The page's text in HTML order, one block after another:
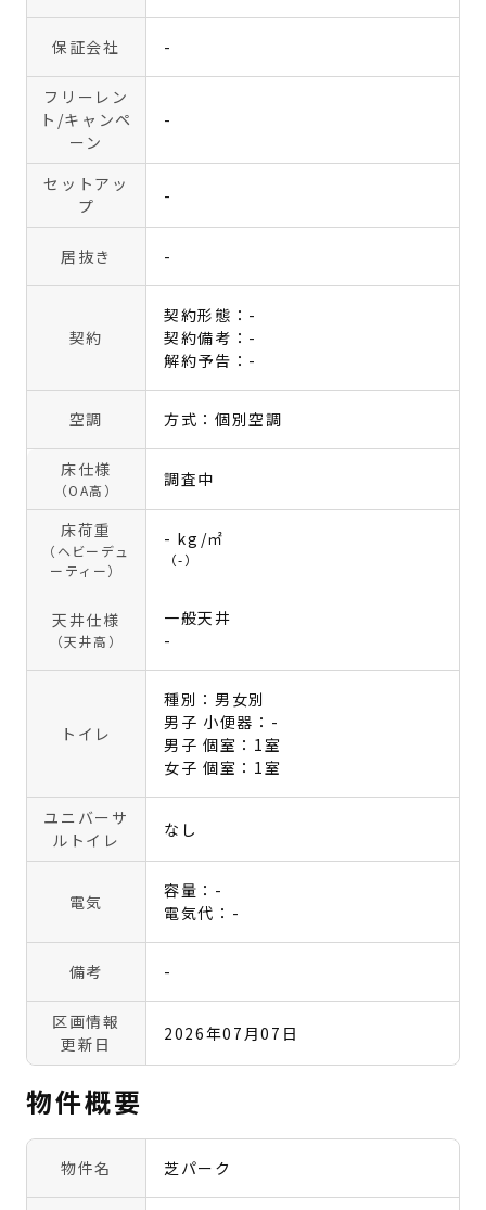
保証会社 -
フリーレン
ト /キャンペ
ーン
-
セットアッ
プ
-
居抜き -
契約
契約形態：-
契約備考：-
解約予告：-
空調 方式：個別空調
床仕様
（OA高）
調査中
床荷重
（ヘビーデュ
ーティー）
- kg/㎡
（-）
天井仕様
（天井高）
一般天井
-
トイレ
種別：男女別
男子 小便器：-
男子 個室：1室
女子 個室：1室
ユニバーサ
ルトイレ
なし
電気
容量：-
電気代：-
備考 -
区画情報
更新日
2026年07月07日
物件概要
物件名 芝パーク